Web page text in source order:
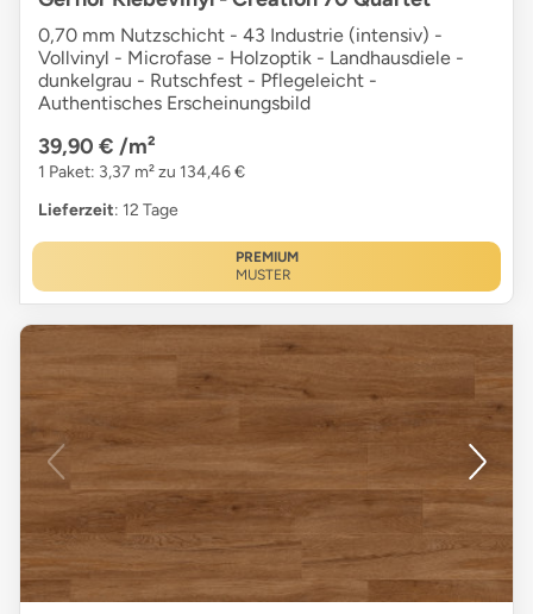
0,70 mm Nutzschicht - 43 Industrie (intensiv) -
Vollvinyl - Microfase - Holzoptik - Landhausdiele -
dunkelgrau - Rutschfest - Pflegeleicht -
Authentisches Erscheinungsbild
39,90 € /m²
1 Paket: 3,37 m² zu 134,46 €
Lieferzeit: 12 Tage
PREMIUM
MUSTER